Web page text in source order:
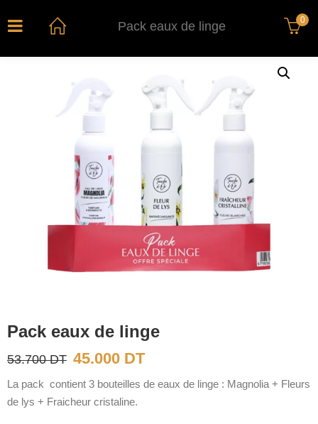
Pack eaux de linge 0
Pack eaux de linge
53.700DT
Le
initial
était :
45.000 DTLe
actuel
La pack contient 3 bouteilles de eaux de linge : Magnolia + Fleurs
de lys + Fraicheur cristaline.